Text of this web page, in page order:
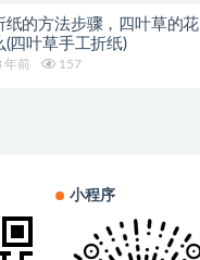
纸的方法步骤，四叶草的花
(四叶草手工折纸)
年前 157
小程序